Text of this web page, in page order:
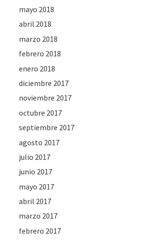
mayo 2018
abril 2018
marzo 2018
febrero 2018
enero 2018
diciembre 2017
noviembre 2017
octubre 2017
septiembre 2017
agosto 2017
julio 2017
junio 2017
mayo 2017
abril 2017
marzo 2017
febrero 2017